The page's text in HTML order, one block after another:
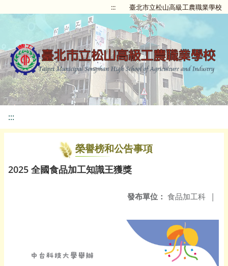
::: 臺北市立松山高級工農職業學校
:::
榮譽榜和公告事項
2025 全國食品加工知識王獲獎
發布單位： 食品加工科 |